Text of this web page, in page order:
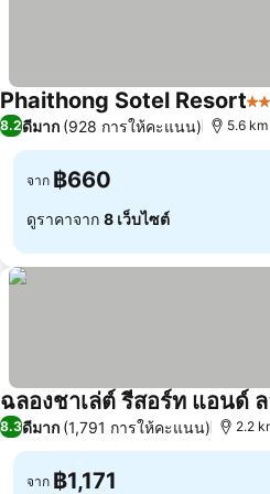
Phaithong Sotel Resort3
8.2ดีมาก (928 การให้คะแนน) 5.6
จาก ฿660
ดูราคาจาก 8 เว็บไซต์
ฉลองชาเล่ต์ รีสอร์ท แอนด์ ล
8.3ดีมาก (1,791 การให้คะแนน) 2.2
จาก ฿1,171